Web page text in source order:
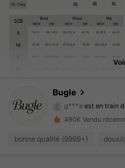
Bugle
4.81 23K Suiveurs
g***a
4.81
23K Suiveurs
4.81
490K Vendu
bonne qualité (9999+) doux/